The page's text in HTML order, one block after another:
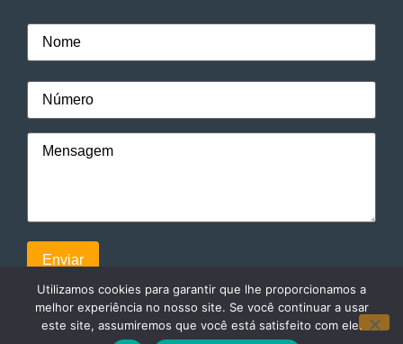
Utilizamos cookies para garantir que lhe proporcionamos a
melhor experiência no nosso site. Se você continuar a usar
este site, assumiremos que você está satisfeito com ele.